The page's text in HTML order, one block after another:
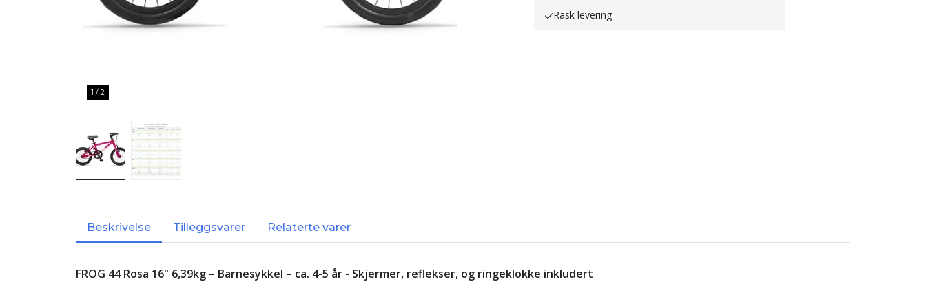
1 / 2
Rask levering
Beskrivelse Tilleggsvarer Relaterte varer
FROG 44 Rosa 16" 6,39kg – Barnesykkel – ca. 4-5 år - Skjermer, reflekser, og ringeklokke inkludert